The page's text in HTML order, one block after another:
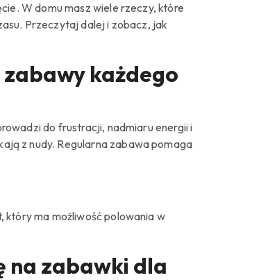
W domu masz wiele rzeczy, które
Przeczytaj dalej i zobacz, jak
każdego
do frustracji, nadmiaru energii i
z nudy. Regularna zabawa pomaga
który ma możliwość polowania w
na zabawki dla